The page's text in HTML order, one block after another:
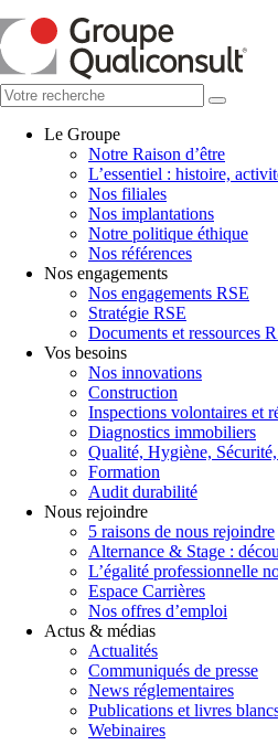
Le Groupe
Notre Raison d’être
L’essentiel : histoire,
Nos filiales
Nos implantations
Notre politique éthique
Nos références
Nos engagements
Nos engagements RSE
Stratégie RSE
Documents et ressources
Vos besoins
Nos innovations
Construction
Inspections volontaires et
Diagnostics immobiliers
Qualité, Hygiène,
Formation
Audit durabilité
Nous rejoindre
5 raisons de nous rejoindre
Alternance & Stage :
L’égalité professionnelle
Espace Carrières
Nos offres d’emploi
Actus & médias
Actualités
Communiqués de presse
News réglementaires
Publications et livres
Webinaires